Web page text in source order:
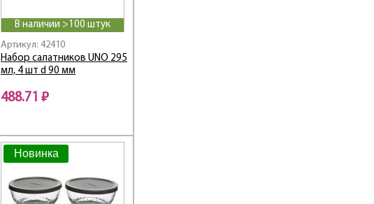
В наличии >100 штук
Артикул: 42410
Набор салатников UNO 295
мл, 4 шт d 90 мм
488.71 ₽
Новинка